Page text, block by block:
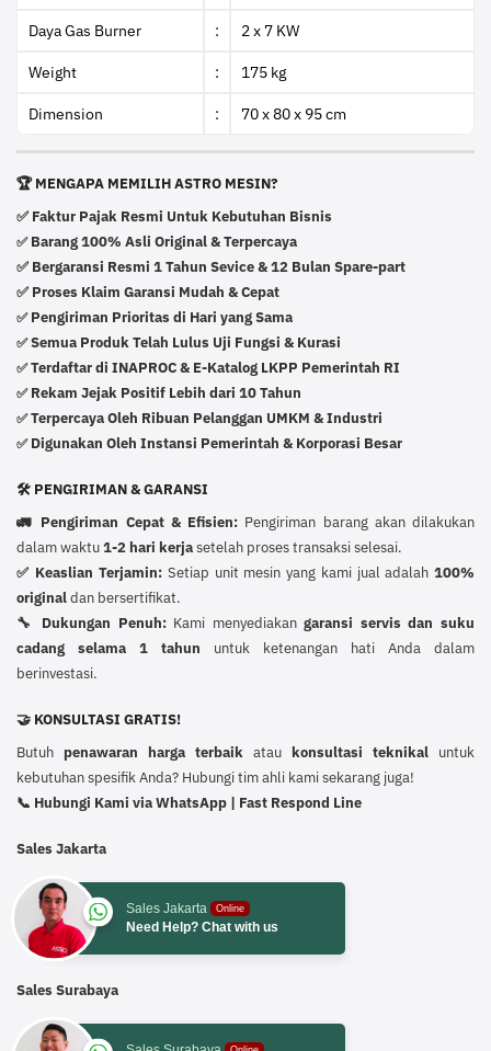
Daya Gas Burner : 2 x 7 KW
Weight : 175 kg
Dimension : 70 x 80 x 95 cm
🏆 MENGAPA MEMILIH ASTRO MESIN?
✅ Faktur Pajak Resmi Untuk Kebutuhan Bisnis
✅ Barang 100% Asli Original & Terpercaya
✅ Bergaransi Resmi 1 Tahun Sevice & 12 Bulan Spare-part
✅ Proses Klaim Garansi Mudah & Cepat
✅ Pengiriman Prioritas di Hari yang Sama
✅Semua Produk Telah Lulus Uji Fungsi & Kurasi
✅Terdaftar di INAPROC & E-Katalog LKPP Pemerintah RI
✅ Rekam Jejak Positif Lebih dari 10 Tahun
✅Terpercaya Oleh Ribuan Pelanggan UMKM & Industri
✅ Digunakan Oleh Instansi Pemerintah & Korporasi Besar
🛠️ PENGIRIMAN & GARANSI
🚛 Pengiriman Cepat & Efisien: Pengiriman barang akan dilakukan
dalam waktu1-2 hari kerjasetelah proses transaksi selesai.
✅ Keaslian Terjamin: Setiap unit mesin yang kami jual adalah100%
originaldan bersertifikat.
🔧 Dukungan Penuh:Kami menyediakangaransi servis dan suku
cadang selama 1 tahun untuk ketenangan hati Anda dalam
berinvestasi.
🤝 KONSULTASI GRATIS!
Butuh penawaran harga terbaik atau konsultasi teknikal untuk
kebutuhan spesifik Anda? Hubungi tim ahli kami sekarang juga!
📞 Hubungi Kami via WhatsApp | Fast Respond Line
Sales Jakarta
Sales Jakarta Online
Need Help? Chat with us
Sales Surabaya